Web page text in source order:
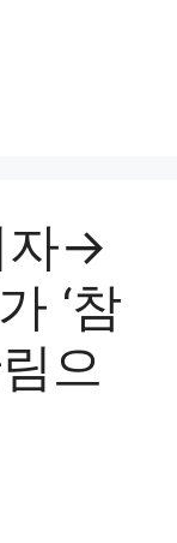
자→
‘참
으